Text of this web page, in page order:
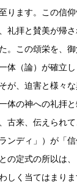
ります。この信
礼拝と賛美が帰
。この頌栄を、
体（論）が確立
が、迫害と様々
体の神への礼拝
古来、伝えられて
ンディ」）が「
の定式の所以は
しく当てはまり